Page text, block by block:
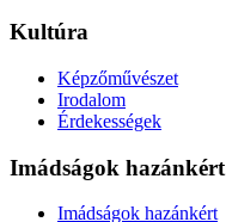
Kultúra
Képzőművészet
Irodalom
Érdekességek
Imádságok hazánkért
Imádságok hazánkért